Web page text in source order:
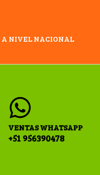
NIVEL NACIONAL
VENTAS WHATSAPP
+51 956390478